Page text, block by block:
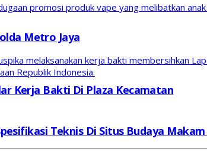
promosi produk vape yang melibatkan
Metro Jaya
melaksanakan kerja bakti membersihkan
Republik Indonesia.
Kerja Bakti Di Plaza Kecamatan
Teknis Di Situs Budaya